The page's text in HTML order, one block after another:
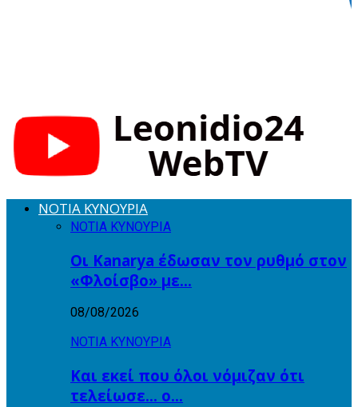
ΝΟΤΙΑ ΚΥΝΟΥΡΙΑ
ΝΟΤΙΑ ΚΥΝΟΥΡΙΑ
Οι Kanarya έδωσαν τον ρυθμό στον
«Φλοίσβο» με…
08/08/2026
ΝΟΤΙΑ ΚΥΝΟΥΡΙΑ
Και εκεί που όλοι νόμιζαν ότι
τελείωσε… ο…